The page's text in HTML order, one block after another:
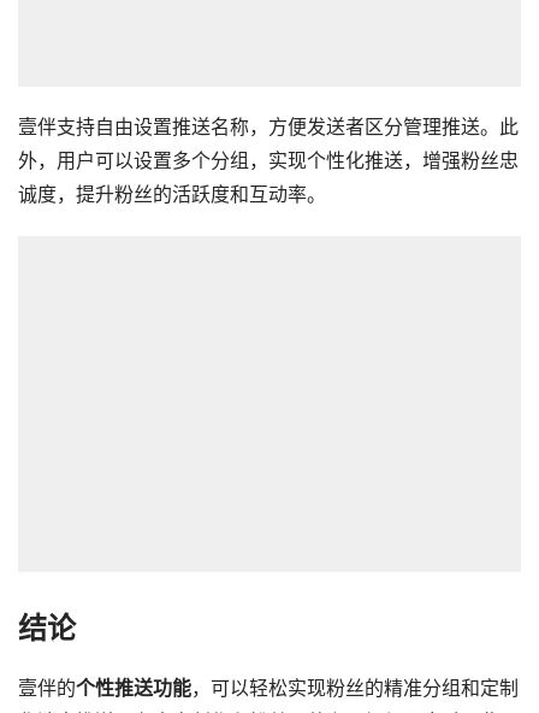
壹伴支持自由设置推送名称，方便发送者区分管理推送。此
外，用户可以设置多个分组，实现个性化推送，增强粉丝忠
诚度，提升粉丝的活跃度和互动率。
结论
壹伴的个性推送功能，可以轻松实现粉丝的精准分组和定制